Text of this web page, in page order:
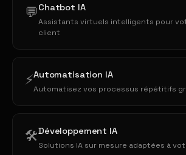
💬Chatbot IA
Assistants virtuels intelligents pour
client
⚡Automatisation IA
Automatisez vos processus répétitifs
🛠️Développement IA
Solutions IA sur mesure adaptées à